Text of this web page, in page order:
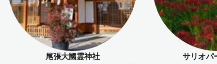
尾張大國霊神社 サリオパ